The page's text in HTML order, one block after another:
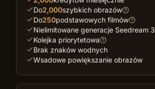
Do2,000szybkich obrazów
Do250podstawowych filmów
Nielimitowane generacje Seedream
Kolejka priorytetowa
Brak znaków wodnych
Wsadowe powiększanie obrazów